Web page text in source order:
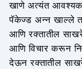
खाणे अत्यंत आवश्यक
पॅकेज्ड अन्न खाल्ले
आणि रक्तातील
आणि विचार करून
देऊन रक्तातील